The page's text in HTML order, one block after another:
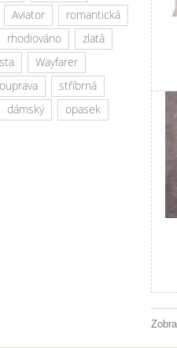
Aviator
romantická
rhodiováno
zlatá
Wayfarer
stříbrná
dámský
opasek